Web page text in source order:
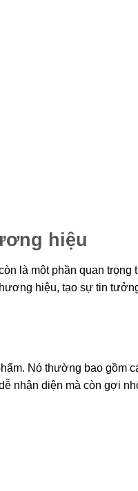
hiệu
là một phần quan trọng
hiệu, tạo sự tin
Nó thường bao gồm
nhận diện mà còn gợi